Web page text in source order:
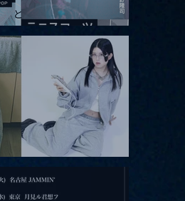
myストーリー/風の憶測1～後藤まりこ
とテニスコーツ」